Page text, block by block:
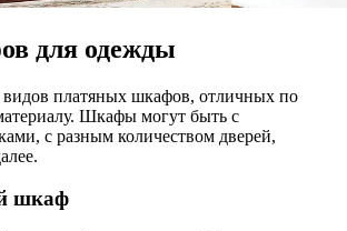
для одежды
платяных шкафов, отличных по
Шкафы могут быть с
с разным количеством дверей,
шкаф